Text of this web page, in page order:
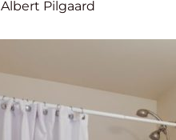
Albert Pilgaard